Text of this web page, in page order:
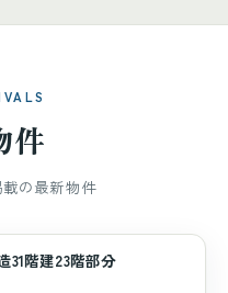
件
載の最新物件
31階建23階部分